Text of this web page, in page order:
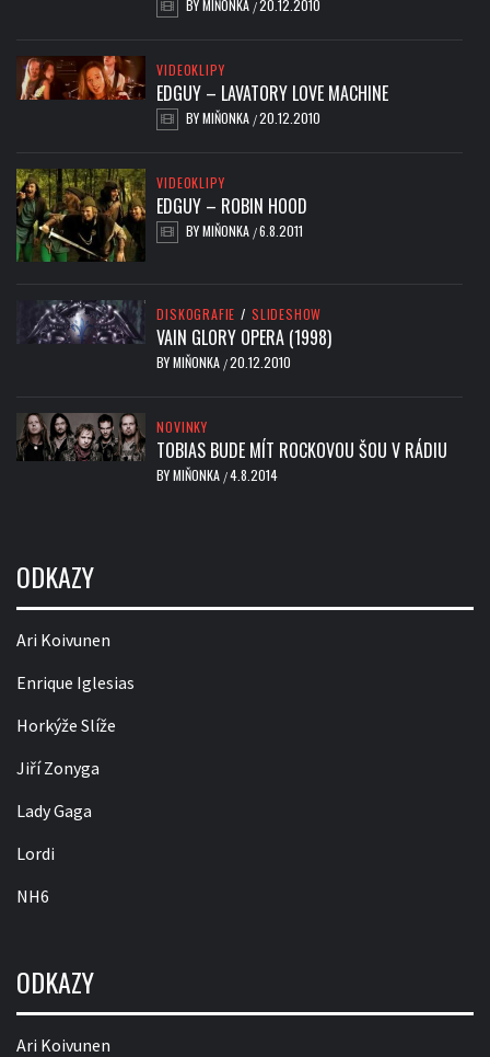
BYMIŇONKA /20.12.2010
VIDEOKLIPY
EDGUY – LAVATORY LOVE MACHINE
BYMIŇONKA /20.12.2010
VIDEOKLIPY
EDGUY – ROBIN HOOD
BYMIŇONKA /6.8.2011
DISKOGRAFIE / SLIDESHOW
VAIN GLORY OPERA (1998)
BYMIŇONKA /20.12.2010
NOVINKY
TOBIAS BUDE MÍT ROCKOVOU ŠOU V RÁDIU
BYMIŇONKA /4.8.2014
ODKAZY
Ari Koivunen
Enrique Iglesias
Horkýže Slíže
Jiří Zonyga
Lady Gaga
Lordi
NH6
ODKAZY
Ari Koivunen